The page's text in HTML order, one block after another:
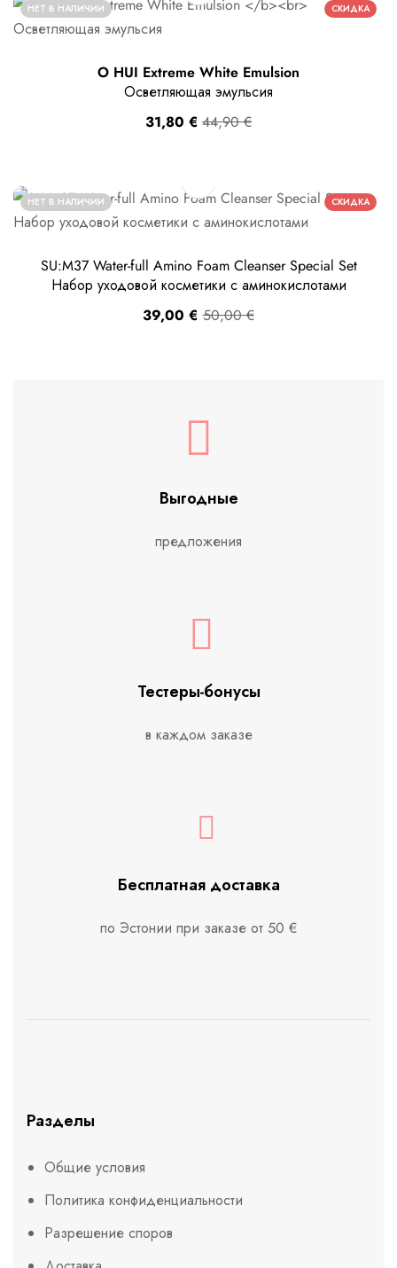
НЕТ В НАЛИЧИИ СКИДКА
O HUI Extreme White Emulsion
Осветляющая эмульсия
44,90€
31,80 €
НЕТ В НАЛИЧИИ СКИДКА
SU:M37 Water-full Amino Foam Cleanser Special Set
Набор уходовой косметики с аминокислотами
50,00€
39,00€
Выгодные
предложения
Тестеры-бонусы
в каждом заказе
Бесплатная доставка
по Эстонии при заказе от 50 €
Разделы
Общие условия
Политика конфиденциальности
Разрешение споров